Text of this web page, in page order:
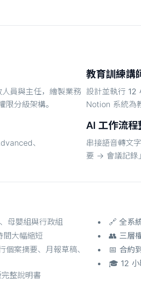
員與主任，繪製業務
限分級架構。
、
教育訓練講
設計並執行 12
Notion 系統為
AI 工作流程
串接語音轉文
要 → 會議記錄
母嬰組與行政組
間大幅縮短
個案摘要、月報草稿、
整說明書
🔗 全系
👥 三層
📅 合約
🎓 12